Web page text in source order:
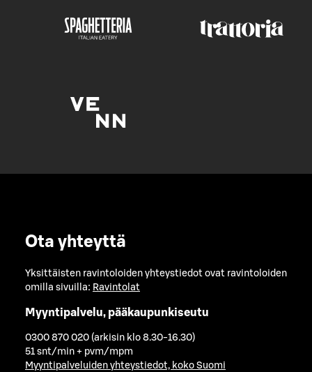
Ota yhteyttä
Yksittäisten ravintoloiden yhteystiedot ovat ravintoloiden
omilla sivuilla: Ravintolat
Myyntipalvelu, pääkaupunkiseutu
0300 870 020 (arkisin klo 8.30-16.30)
51 snt/min + pvm/mpm
Myyntipalveluiden yhteystiedot, koko Suomi